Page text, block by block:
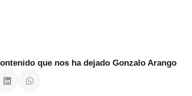
que nos ha dejado Gonzalo Arango